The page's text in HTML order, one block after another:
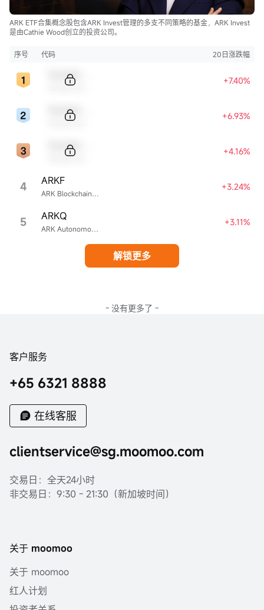
ARK ETF合集概念股包含ARK Invest管理的多支不同策略的基金，ARK Invest
是由Cathie Wood创立的投资公司。
序号 代码 20日涨跌幅
+7.40%
+6.93%
+4.16%
4 ARK Blockchain & Fintech Innovation ETF
ARKF +3.24%
5 ARK Autonomous Technology & Robotics ETF
ARKQ +3.11%
解锁更多
- 没有更多了 -
客户服务
+65 6321 8888
在线客服
clientservice@sg.moomoo.com
交易日：全天24小时
非交易日：9:30 - 21:30（新加坡时间）
关于 moomoo
关于 moomoo
红人计划